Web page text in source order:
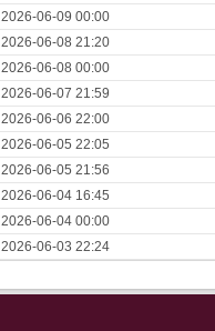
2026-06-09 00:00
2026-06-08 21:20
2026-06-08 00:00
2026-06-07 21:59
2026-06-06 22:00
2026-06-05 22:05
2026-06-05 21:56
2026-06-04 16:45
2026-06-04 00:00
2026-06-03 22:24